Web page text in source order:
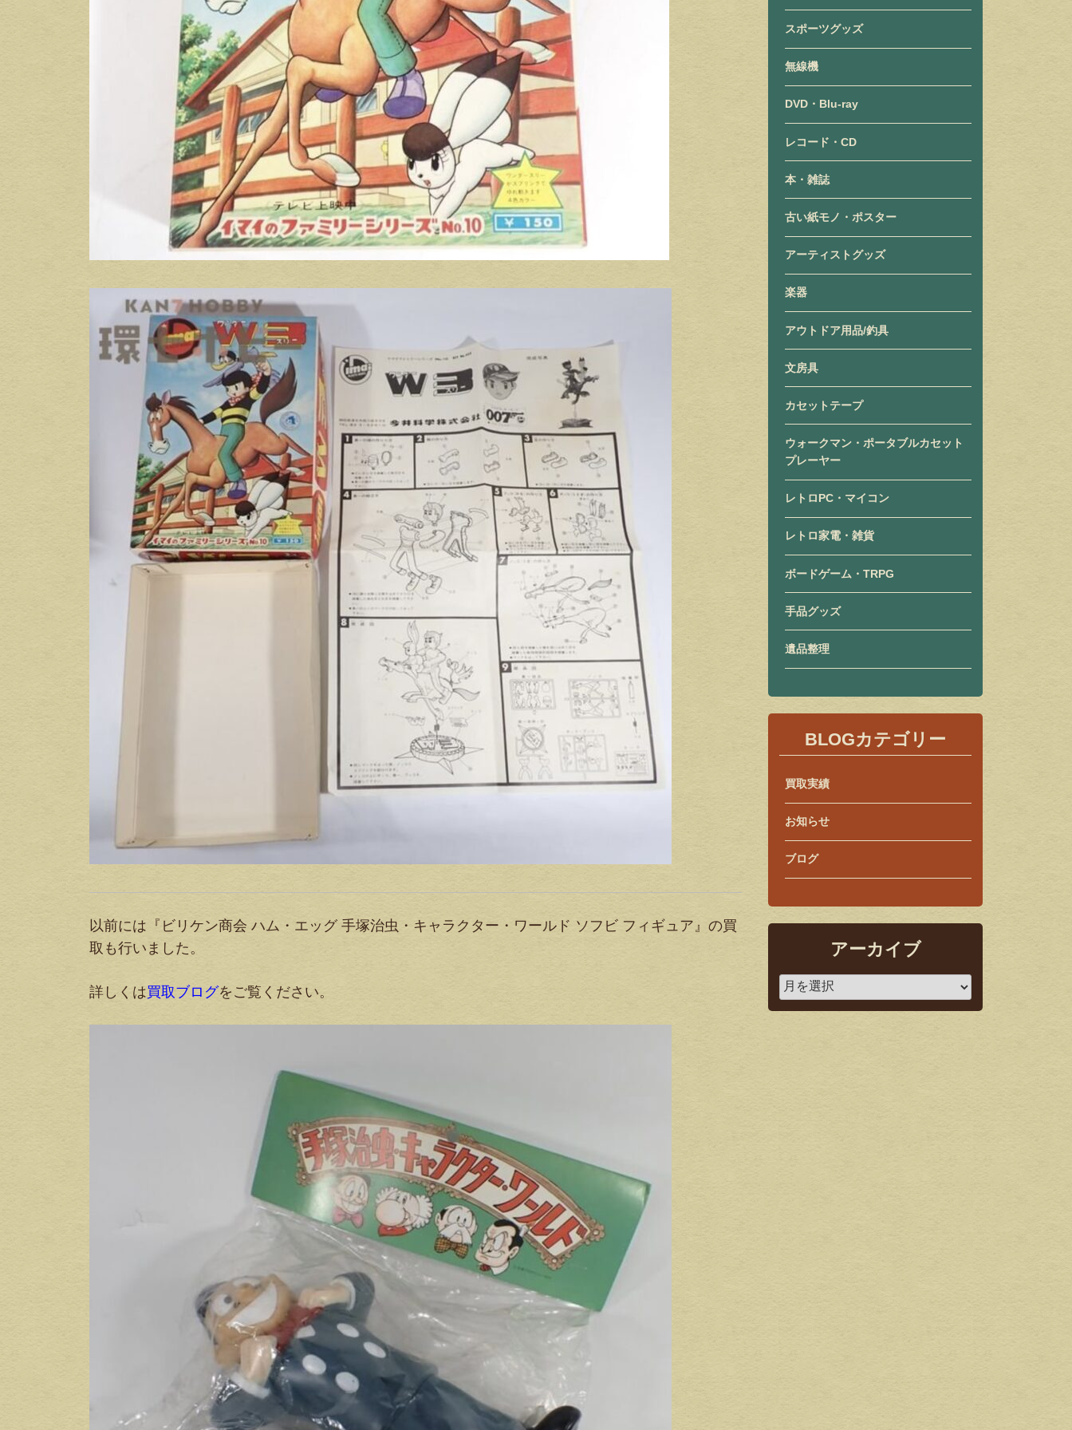
以前には『ビリケン商会 ハム・エッグ 手塚治虫・キャラクター・ワールド ソフビ フィギュア』の買
取も行いました。
詳しくは買取ブログをご覧ください。
スポーツグッズ
無線機
DVD・Blu-ray
レコード・CD
本・雑誌
古い紙モノ・ポスター
アーティストグッズ
楽器
アウトドア用品/釣具
文房具
カセットテープ
ウォークマン・ポータブルカセット
プレーヤー
レトロPC・マイコン
レトロ家電・雑貨
ボードゲーム・TRPG
手品グッズ
遺品整理
BLOGカテゴリー
買取実績
お知らせ
ブログ
アーカイブ